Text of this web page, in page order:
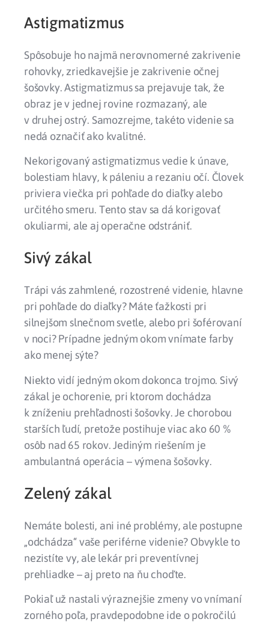
Astigmatizmus
Spôsobuje ho najmä nerovnomerné zakrivenie
rohovky, zriedkavejšie je zakrivenie očnej
šošovky. Astigmatizmus sa prejavuje tak, že
obraz je v jednej rovine rozmazaný, ale
v druhej ostrý. Samozrejme, takéto videnie sa
nedá označiť ako kvalitné.
Nekorigovaný astigmatizmus vedie k únave,
bolestiam hlavy, k páleniu a rezaniu očí. Človek
priviera viečka pri pohľade do diaľky alebo
určitého smeru. Tento stav sa dá korigovať
okuliarmi, ale aj operačne odstrániť.
Sivý zákal
Trápi vás zahmlené, rozostrené videnie, hlavne
pri pohľade do diaľky? Máte ťažkosti pri
silnejšom slnečnom svetle, alebo pri šoférovaní
v noci? Prípadne jedným okom vnímate farby
ako menej sýte?
Niekto vidí jedným okom dokonca trojmo. Sivý
zákal je ochorenie, pri ktorom dochádza
k zníženiu prehľadnosti šošovky. Je chorobou
starších ľudí, pretože postihuje viac ako 60 %
osôb nad 65 rokov. Jediným riešením je
ambulantná operácia – výmena šošovky.
Zelený zákal
Nemáte bolesti, ani iné problémy, ale postupne
„odchádza“ vaše periférne videnie? Obvykle to
nezistíte vy, ale lekár pri preventívnej
prehliadke – aj preto na ňu choďte.
Pokiaľ už nastali výraznejšie zmeny vo vnímaní
zorného poľa, pravdepodobne ide o pokročilú